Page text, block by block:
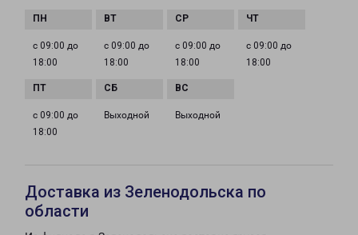
с 09:00 до
18:00
с 09:00 до
18:00
с 09:00 до
18:00
с 09:00 до
18:00
с 09:00 до
18:00
Выходной Выходной
Доставка из Зеленодольска по
области